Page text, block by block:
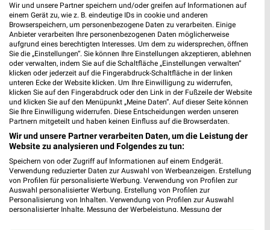
Heute 09:30 - 18:30 Uhr | Geöffnet
592,94 km
dm Offenburg
Gustav-Ree-Anlage 2
77652 Offenburg
Heute 08:00 - 20:00 Uhr | Geöffnet
592,74 km
budni - Weingartenstraße Offenburg
Weingartenstrasse 19a
77654 Offenburg
Heute 08:00 - 20:00 Uhr | Geöffnet
Wir und unsere Partner speichern und/oder greifen auf Informationen auf
einem Gerät zu, wie z. B. eindeutige IDs in cookie und anderen
Browserspeichern, um personenbezogene Daten zu verarbeiten. Einige
Anbieter verarbeiten Ihre personenbezogenen Daten möglicherweise
aufgrund eines berechtigten Interesses. Um dem zu widersprechen, öffnen
Sie die „Einstellungen“. Sie können Ihre Einstellungen akzeptieren, ablehnen
oder verwalten, indem Sie auf die Schaltfläche „Einstellungen verwalten“
klicken oder jederzeit auf die Fingerabdruck-Schaltfläche in der linken
unteren Ecke der Website klicken. Um Ihre Einwilligung zu widerrufen,
klicken Sie auf den Fingerabdruck oder den Link in der Fußzeile der Website
und klicken Sie auf den Menüpunkt „Meine Daten“. Auf dieser Seite können
Sie Ihre Einwilligung widerrufen. Diese Entscheidungen werden unseren
Partnern mitgeteilt und haben keinen Einfluss auf die Browserdaten.
Wir und unsere Partner verarbeiten Daten, um die Leistung der
Website zu analysieren und Folgendes zu tun:
Speichern von oder Zugriff auf Informationen auf einem Endgerät.
Verwendung reduzierter Daten zur Auswahl von Werbeanzeigen. Erstellung
von Profilen für personalisierte Werbung. Verwendung von Profilen zur
Auswahl personalisierter Werbung. Erstellung von Profilen zur
Personalisierung von Inhalten. Verwendung von Profilen zur Auswahl
personalisierter Inhalte. Messung der Werbeleistung. Messung der